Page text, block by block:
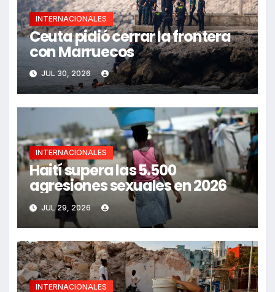
INTERNACIONALES
Ceuta pidió cerrar la frontera
con Marruecos
JUL 30, 2026
INTERNACIONALES
Haití supera las 5.500
agresiones sexuales en 2026
JUL 29, 2026
INTERNACIONALES